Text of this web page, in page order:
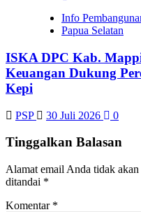
Info
Papua Selatan
ISKA DPC Kab.
Keuangan Dukung
Kepi
PSP 30 Juli 2026 0
Tinggalkan Balasan
Alamat email Anda tidak
ditandai *
Komentar *